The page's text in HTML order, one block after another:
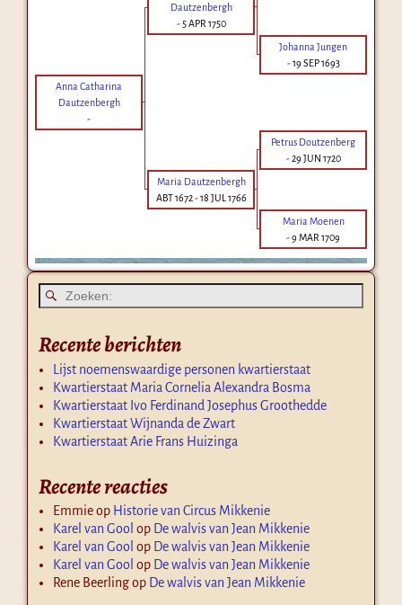
Dautzenbergh
-5 APR 1750
Johanna Jungen
-19 SEP 1693
Anna Catharina
Dautzenbergh
-
Petrus Doutzenberg
-29 JUN 1720
Maria Dautzenbergh
ABT 1672-18 JUL 1766
Maria Moenen
-9 MAR 1709
Recente berichten
Lijst noemenswaardige personen kwartierstaat
Kwartierstaat Maria Cornelia Alexandra Bosma
Kwartierstaat Ivo Ferdinand Josephus Groothedde
Kwartierstaat Wijnanda de Zwart
Kwartierstaat Arie Frans Huizinga
Recente reacties
Emmieop Historie van Circus Mikkenie
Karel van Gool op De walvis van Jean Mikkenie
Karel van Gool op De walvis van Jean Mikkenie
Karel van Gool op De walvis van Jean Mikkenie
Rene Beerlingop De walvis van Jean Mikkenie